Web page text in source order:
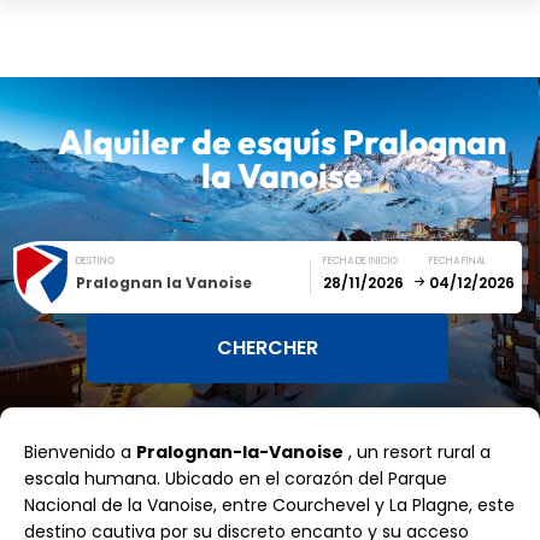
Alquiler de esquísPralognan
la Vanoise
DESTINO
Pralognan la Vanoise
FECHA DE INICIO FECHA FINAL
SUN MON TUE WED THU FRI SAT
1 2 3 4 5
Bienvenido a Pralognan-la-Vanoise , un resort rural a
escala humana. Ubicado en el corazón del Parque
Nacional de la Vanoise, entre Courchevel y La Plagne, este
destino cautiva por su discreto encanto y su acceso